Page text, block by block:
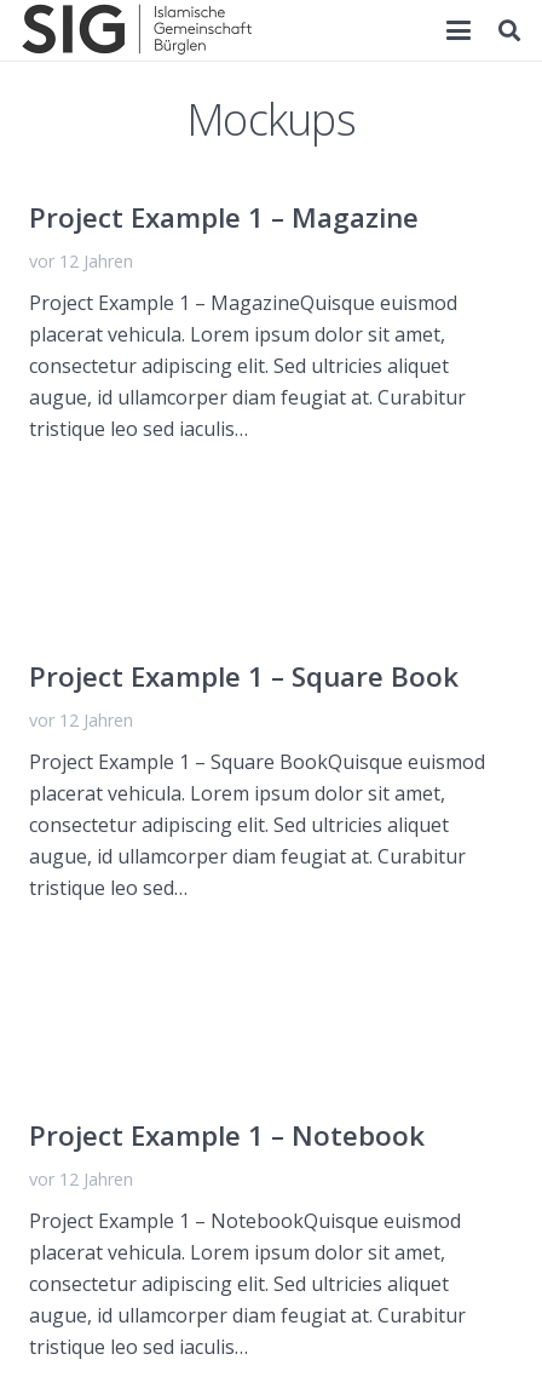
Mockups
Project Example 1 – Magazine
vor 12 Jahren
Project Example 1 – MagazineQuisque euismod
placerat vehicula. Lorem ipsum dolor sit amet,
consectetur adipiscing elit. Sed ultricies aliquet
augue, id ullamcorper diam feugiat at. Curabitur
tristique leo sed iaculis…
Project Example 1 – Square Book
vor 12 Jahren
Project Example 1 – Square BookQuisque euismod
placerat vehicula. Lorem ipsum dolor sit amet,
consectetur adipiscing elit. Sed ultricies aliquet
augue, id ullamcorper diam feugiat at. Curabitur
tristique leo sed…
Project Example 1 – Notebook
vor 12 Jahren
Project Example 1 – NotebookQuisque euismod
placerat vehicula. Lorem ipsum dolor sit amet,
consectetur adipiscing elit. Sed ultricies aliquet
augue, id ullamcorper diam feugiat at. Curabitur
tristique leo sed iaculis…